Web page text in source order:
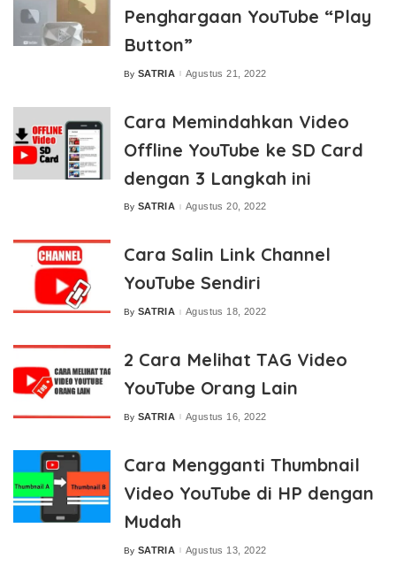
Penghargaan YouTube “Play
Button”
Posted
By SATRIA Agustus 21, 2022
Cara Memindahkan Video
Offline YouTube ke SD Card
dengan 3 Langkah ini
Posted
By SATRIA Agustus 20, 2022
Cara Salin Link Channel
YouTube Sendiri
Posted
By SATRIA Agustus 18, 2022
2 Cara Melihat TAG Video
YouTube Orang Lain
Posted
By SATRIA Agustus 16, 2022
Cara Mengganti Thumbnail
Video YouTube di HP dengan
Mudah
Posted
By SATRIA Agustus 13, 2022